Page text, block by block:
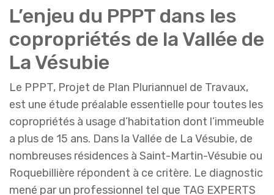
L’enjeu du PPPT dans les
copropriétés de la Vallée de
La Vésubie
Le PPPT, Projet de Plan Pluriannuel de Travaux,
est une étude préalable essentielle pour toutes les
copropriétés à usage d’habitation dont l’immeuble
a plus de 15 ans. Dans la Vallée de La Vésubie, de
nombreuses résidences à Saint-Martin-Vésubie ou
Roquebillière répondent à ce critère. Le diagnostic
mené par un professionnel tel que TAG EXPERTS